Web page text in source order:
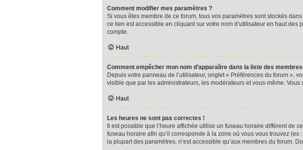
Comment modifier mes paramètres ?
Si vous êtes membre de ce forum, tous vos paramètres sont stockés
ce lien est accessible en cliquant sur votre nom d’utilisateur en haut
compte.
Haut
Comment empêcher mon nom d’apparaître dans la liste des
Depuis votre panneau de l’utilisateur, onglet « Préférences du forum »,
visible que par les administrateurs, les modérateurs et vous-même.
Haut
Les heures ne sont pas correctes !
Il est possible que l’heure affichée utilise un fuseau horaire différent de
fuseau horaire afin qu’il corresponde à la zone où vous vous trouvez
la plupart des paramètres, n’est accessible qu’aux membres du forum.